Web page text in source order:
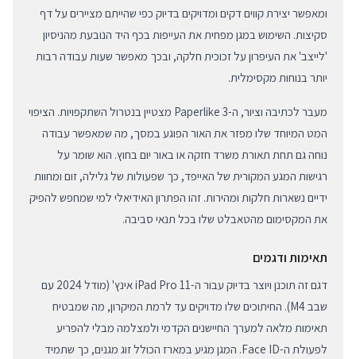
ומאפשר יצירת קווים דקים ומדויקים בדיוק כפי שהייתם מציירים על דף
סקיצות. השימוש במגן מפחית את העייפות בכף היד הנובעת מהניסיון
'לייצב' את העיפרון על זכוכית חלקה, ובכך מאפשר שעות עבודה רבות
יותר בנוחות מקסימלית.
מעבר לכתיבה וציור, ה-Paperlike 3 מצטיין בנטרול השתקפויות. הציפוי
המט המיוחד שלו מפזר את האור הפוגע במסך, מה שמאפשר עבודה
נוחה גם תחת תאורת משרד חזקה או באור יום בחוץ. הוא שומר על
רגישות המגע המקורית של האייפד, כך שפעולות של גלילה, זום ומחוות
ידיים נשארות חלקות ומהירות. זהו הפתרון האידיאלי למי שמחפש להפיק
את המקסימום מהטאבלט שלו בכל תנאי סביבה.
תאימות ודגמים
דגם זה תוכנן ויוצר בדיוק עבור ה-iPad Pro 11 אינץ' (מודל 2024 עם
שבב M4). החיתוכים שלו מדויקים עד לרמת המיקרון, מה שמבטיח
תאימות מלאה למערך החיישנים הקדמי ולמצלמה מבלי להפריע
לפעולת ה-Face ID. המגן מגיע במארז הכולל זוג מגנים, כך שתמיד